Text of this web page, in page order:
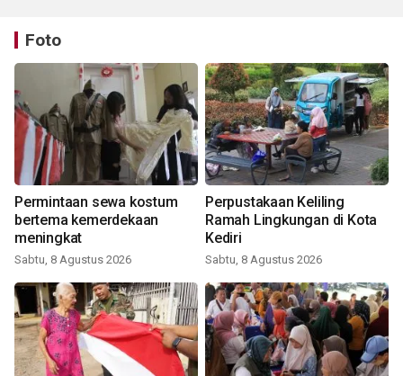
Foto
Permintaan sewa kostum
bertema kemerdekaan
meningkat
Sabtu, 8 Agustus 2026
Perpustakaan Keliling
Ramah Lingkungan di Kota
Kediri
Sabtu, 8 Agustus 2026